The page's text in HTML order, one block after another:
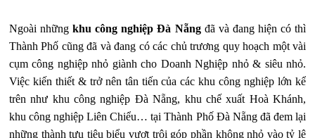
Ngoài nhữngkhu công nghiệp Đà Nẵngđã và đang hiện có thì
Thành Phố cũng đã và đang có các chủ trương quy hoạch một vài
cụm công nghiệp nhỏ giành cho Doanh Nghiệp nhỏ & siêu nhỏ.
Việc kiến thiết & trở nên tân tiến của các khu công nghiệp lớn kể
trên như khu công nghiệp Đà Nẵng, khu chế xuất Hoà Khánh,
khu công nghiệp Liên Chiểu… tại Thành Phố Đà Nẵng đã đem lại
những thành tựu tiêu biểu vượt trội góp phần không nhỏ vào tỷ lệ